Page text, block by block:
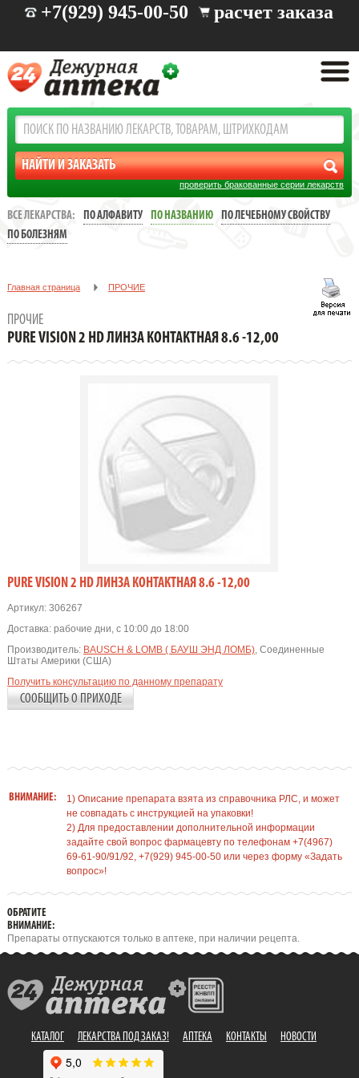
+7(929) 945-00-50 расчет заказа
проверить бракованные серии лекарств
ВСЕ ЛЕКАРСТВА: ПО АЛФАВИТУ ПО НАЗВАНИЮ
ПО ЛЕЧЕБНОМУ СВОЙСТВУ
ПО БОЛЕЗНЯМ
Главная страница ПРОЧИЕ
ПРОЧИЕ
PURE VISION 2 HD ЛИНЗА КОНТАКТНАЯ 8.6 -12,00
PURE VISION 2 HD ЛИНЗА КОНТАКТНАЯ 8.6 -12,00
Артикул:306267
Доставка: рабочие дни, с 10:00 до 18:00
Производитель: BAUSCH & LOMB ( БАУШ ЭНД ЛОМБ), Соединенные
Штаты Америки (США)
Получить консультацию по данному препарату
СООБЩИТЬ О ПРИХОДЕ
ВНИМАНИЕ:
1) Описание препарата взята из справочника РЛС, и может
не совпадать с инструкцией на упаковки!
2) Для предоставлении дополнительной информации
задайте свой вопрос фармацевту по телефонам +7(4967)
69-61-90/91/92, +7(929) 945-00-50 или через форму «Задать
вопрос»!
ОБРАТИТЕ
ВНИМАНИЕ:
Препараты отпускаются только в аптеке, при наличии рецепта.
КАТАЛОГ ЛЕКАРСТВА ПОД ЗАКАЗ! АПТЕКА КОНТАКТЫ НОВОСТИ